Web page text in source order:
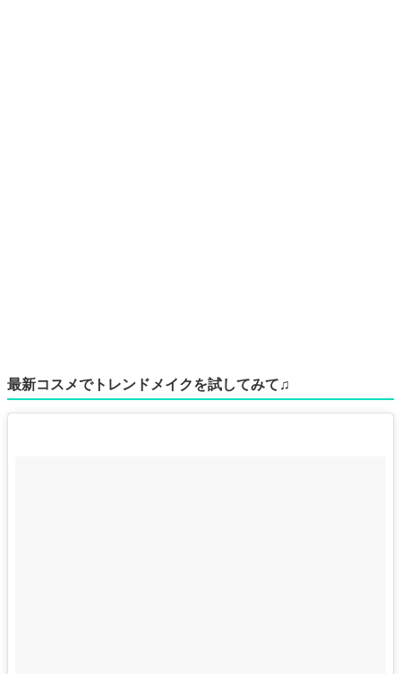
最新コスメでトレンドメイクを試してみて♫